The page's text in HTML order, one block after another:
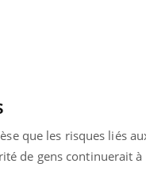
que les risques liés
de gens continuerait
est-il trop
simplement